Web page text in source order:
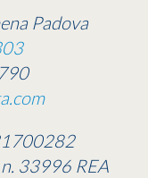
Padova
33996 REA